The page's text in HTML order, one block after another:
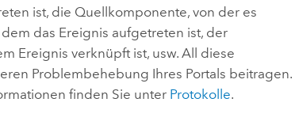
ist, die Quellkomponente, von der es
das Ereignis aufgetreten ist, der
Ereignis verknüpft ist, usw. All diese
Problembehebung Ihres Portals beitragen.
finden Sie unter Protokolle.